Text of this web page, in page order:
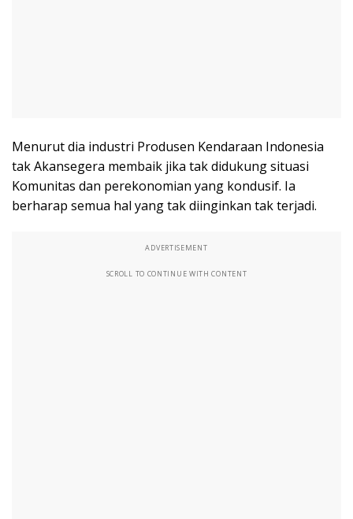
Menurut dia industri Produsen Kendaraan Indonesia
tak Akansegera membaik jika tak didukung situasi
Komunitas dan perekonomian yang kondusif. Ia
berharap semua hal yang tak diinginkan tak terjadi.
ADVERTISEMENT
SCROLL TO CONTINUE WITH CONTENT